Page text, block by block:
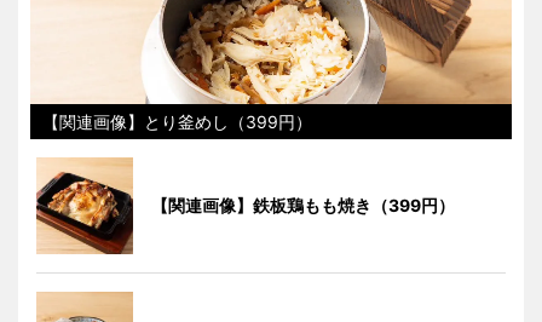
【関連画像】とり釜めし（399円）
【関連画像】鉄板鶏もも焼き（399円）